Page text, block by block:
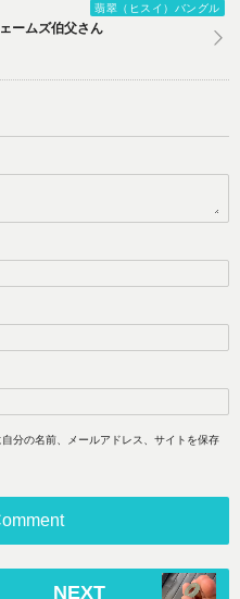
翡翠（ヒスイ）バングル
ームズ伯父さん
分の名前、メールアドレス、サイトを保存
NEXT